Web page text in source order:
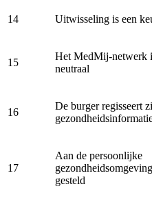
14 Uitwisseling is een
15
Het MedMij-netwerk
neutraal
16
De burger regisseert
17
Aan de persoonlijke
gesteld